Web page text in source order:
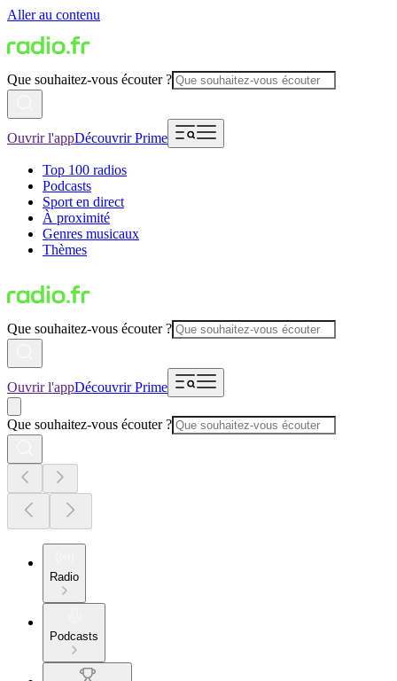
Aller au contenu
Que souhaitez-vous écouter ?
Ouvrir l'appDécouvrir Prime
Top 100 radios
Podcasts
Sport en direct
À proximité
Genres musicaux
Thèmes
Que souhaitez-vous écouter ?
Ouvrir l'appDécouvrir Prime
Que souhaitez-vous écouter ?
Radio
Podcasts